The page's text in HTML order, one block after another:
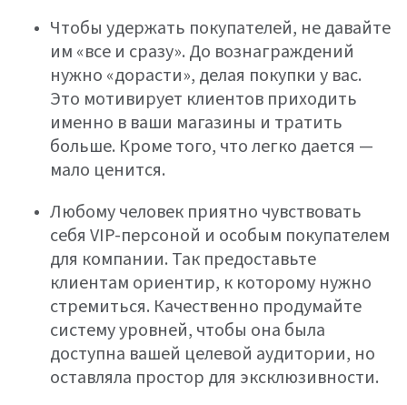
Чтобы удержать покупателей, не давайте
им «все и сразу». До вознаграждений
нужно «дорасти», делая покупки у вас.
Это мотивирует клиентов приходить
именно в ваши магазины и тратить
больше. Кроме того, что легко дается —
мало ценится.
Любому человек приятно чувствовать
себя VIP-персоной и особым покупателем
для компании. Так предоставьте
клиентам ориентир, к которому нужно
стремиться. Качественно продумайте
систему уровней, чтобы она была
доступна вашей целевой аудитории, но
оставляла простор для эксклюзивности.